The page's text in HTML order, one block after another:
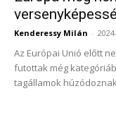
Kenderessy Milán -
Az Európai Unió előtt
futottak még
tagállamok